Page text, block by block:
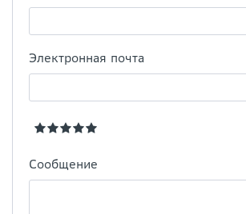
Электронная почта
Сообщение